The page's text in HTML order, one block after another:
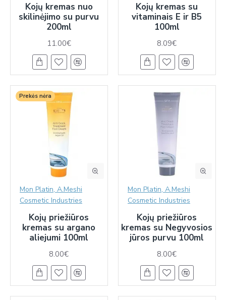
Kojų kremas nuo
skilinėjimo su purvu
200ml
11.00€
Kojų kremas su
vitaminais E ir B5
100ml
8.09€
Prekės nėra
Mon Platin, A.Meshi
Cosmetic Industries
Kojų priežiūros
kremas su argano
aliejumi 100ml
8.00€
Mon Platin, A.Meshi
Cosmetic Industries
Kojų priežiūros
kremas su Negyvosios
jūros purvu 100ml
8.00€